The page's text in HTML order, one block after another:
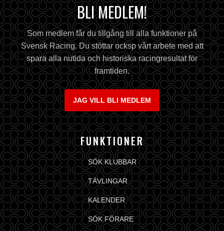
BLI MEDLEM!
Som medlem får du tillgång till alla funktioner på
Svensk Racing. Du stöttar ocksp vårt arbete med att
spara alla nutida och historiska racingresultat för
framtiden.
JAG VILL BLI MEDLEM
FUNKTIONER
SÖK KLUBBAR
TÄVLINGAR
KALENDER
SÖK FÖRARE